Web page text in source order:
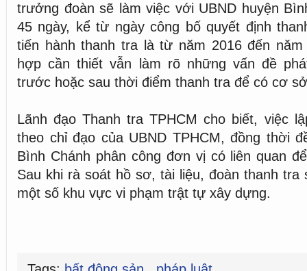
trưởng đoàn sẽ làm việc với UBND huyện
45 ngày, kể từ ngày công bố quyết định
tiến hành thanh tra là từ năm 2016 đến
hợp cần thiết vẫn làm rõ những vấn đề
trước hoặc sau thời điểm thanh tra để có cơ
Lãnh đạo Thanh tra TPHCM cho biết, việc
theo chỉ đạo của UBND TPHCM, đồng thời
Bình Chánh phân công đơn vị có liên quan
Sau khi rà soát hồ sơ, tài liệu, đoàn thanh tra
một số khu vực vi phạm trật tự xây dựng.